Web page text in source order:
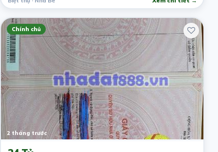
Chính chủ
2 tháng trước